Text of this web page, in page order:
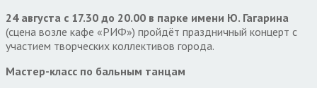
24 августа с 17.30 до 20.00 в парке имени Ю. Гагарина
(сцена возле кафе «РИФ») пройдёт праздничный концерт с
участием творческих коллективов города.
Мастер-класс по бальным танцам